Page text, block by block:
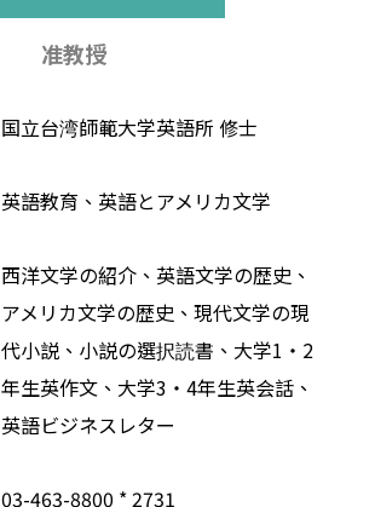
准教授
国立台湾師範大学英語所 修士
英語教育、英語とアメリカ文学
西洋文学の紹介、英語文学の歴史、
アメリカ文学の歴史、現代文学の現
代小説、小説の選択読書、大学1・2
年生英作文、大学3・4年生英会話、
英語ビジネスレター
03-463-8800 * 2731